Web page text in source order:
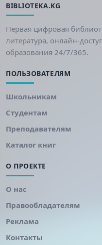
BIBLIOTEKA.KG
Первая цифровая
литература, онлайн-
образования 24/7/365.
ПОЛЬЗОВАТЕЛЯМ
Школьникам
Студентам
Преподавателям
Каталог книг
О ПРОЕКТЕ
О нас
Правообладателям
Реклама
Контакты